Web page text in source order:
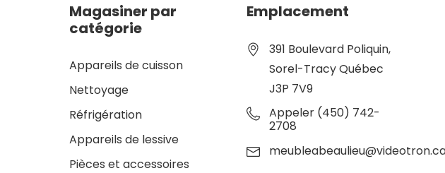
Magasiner par
catégorie
Appareils de cuisson
Nettoyage
Réfrigération
Appareils de lessive
Pièces et accessoires
Emplacement
391 Boulevard Poliquin,
Sorel-Tracy Québec
J3P 7V9
Appeler (450) 742-
2708